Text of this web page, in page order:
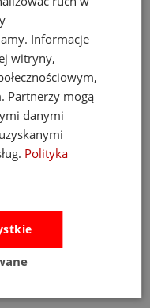
piłek Air Toobz
zł
zł
Informacje
witryny,
Partnerzy mogą
danymi
Polityka